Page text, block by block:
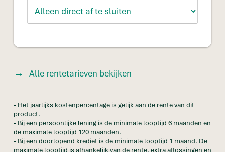
Alle rentetarieven bekijken
- Het jaarlijks kostenpercentage is gelijk aan de rente van dit
product.
- Bij een persoonlijke lening is de minimale looptijd 6 maanden en
de maximale looptijd 120 maanden.
- Bij een doorlopend krediet is de minimale looptijd 1 maand. De
maximale looptijd is afhankelijk van de rente, extra aflossingen en